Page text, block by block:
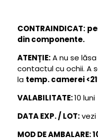
CONTRAINDICAT:
din componente.
ATENȚIE:A nu se
contactul cu ochii. A
la temp. camerei
VALABILITATE:10 luni
DATA EXP. / LOT:
MOD DE AMBALARE: